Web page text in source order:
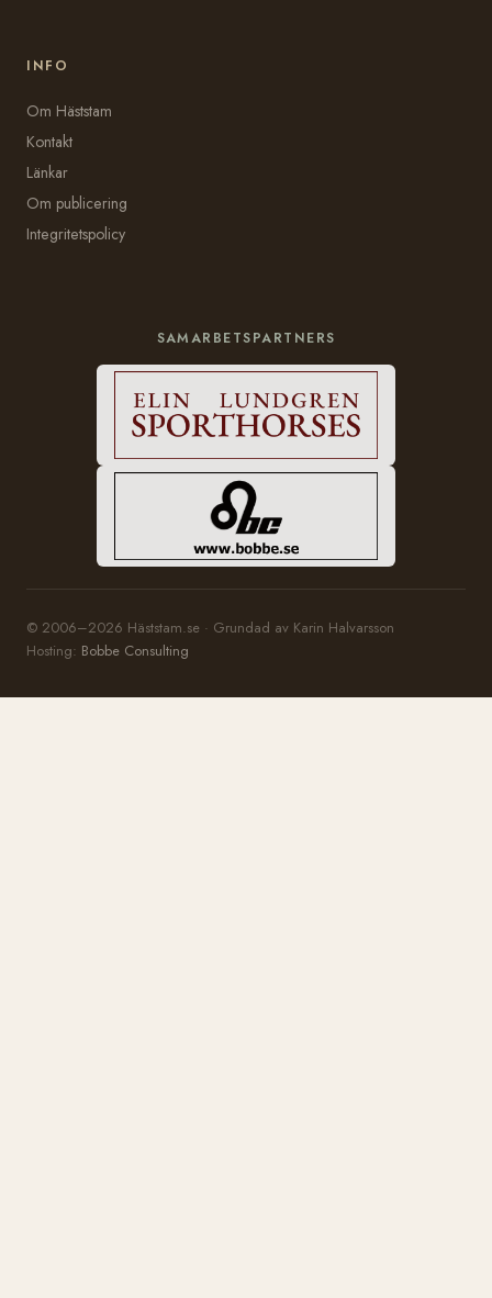
INFO
Om Häststam
Kontakt
Länkar
Om publicering
Integritetspolicy
SAMARBETSPARTNERS
© 2006–2026 Häststam.se · Grundad av Karin Halvarsson
Hosting: Bobbe Consulting